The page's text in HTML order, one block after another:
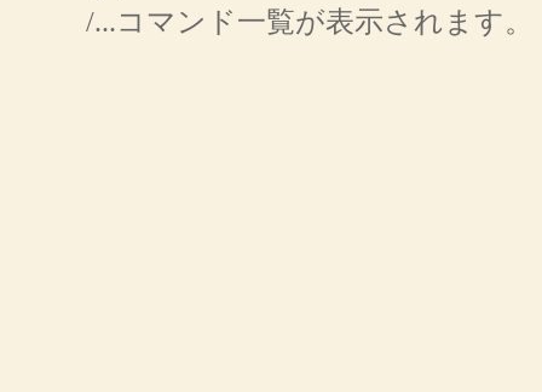
/...コマンド一覧が表示されます。